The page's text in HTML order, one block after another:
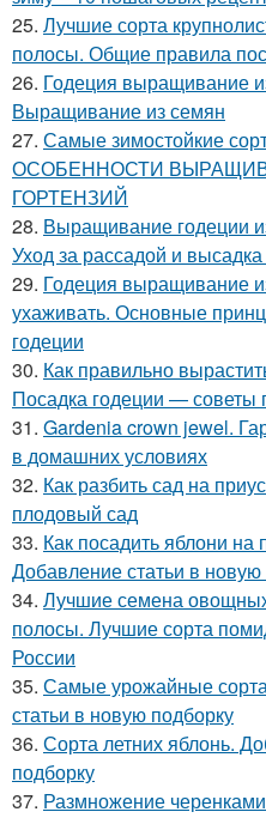
25. Лучшие сорта
полосы. Общие правила
26. Годеция выращивание
Выращивание из семян
27. Самые зимостойкие
ОСОБЕННОСТИ
ГОРТЕНЗИЙ
28. Выращивание годеции
Уход за рассадой и
29. Годеция выращивание
ухаживать. Основные
годеции
30. Как правильно
Посадка годеции — советы
31. Gardenia crown jewel.
в домашних условиях
32. Как разбить сад на
плодовый сад
33. Как посадить яблони на
Добавление статьи в новую
34. Лучшие семена
полосы. Лучшие сорта
России
35. Самые урожайные
статьи в новую подборку
36. Сорта летних яблонь.
подборку
37. Размножение